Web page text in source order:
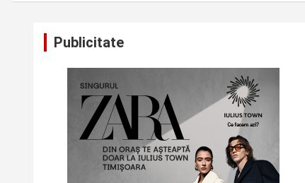
Publicitate